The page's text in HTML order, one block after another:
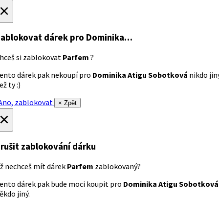
dárek pro Dominika…
si zablokovat Parfem ?
dárek pak nekoupí pro Dominika Atigu Sobotková nikdo
ty :)
zablokovat
× Zpět
zablokování dárku
nechceš mít dárek Parfem zablokovaný?
dárek pak bude moci koupit pro Dominika Atigu Sobotková
jiný.